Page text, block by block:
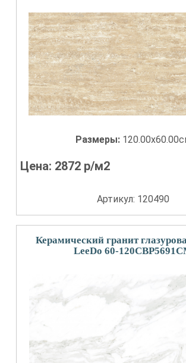
Размеры:
Цена: 2872 р/м2
Артикул: 120490
Керамический гранит
LeeDo 60-